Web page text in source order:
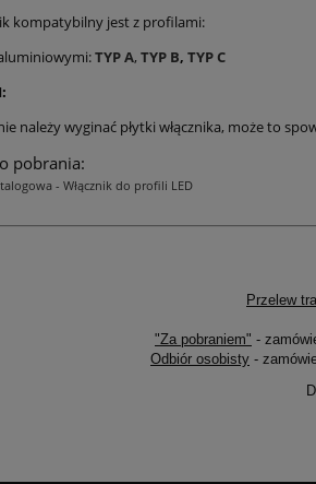
kompatybilny jest z profilami:
TYP A, TYP B, TYP C
należy wyginać płytki włącznika, może to
pobrania:
- Włącznik do profili LED
Przelew
"Za pobraniem" -
Odbiór osobisty -